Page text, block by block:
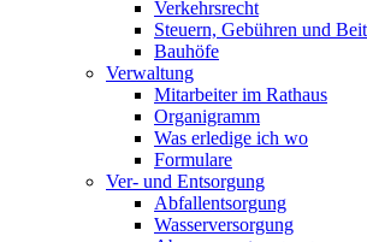
Verkehrsrecht
Steuern, Gebühren und
Bauhöfe
Verwaltung
Mitarbeiter im Rathaus
Organigramm
Was erledige ich wo
Formulare
Ver- und Entsorgung
Abfallentsorgung
Wasserversorgung